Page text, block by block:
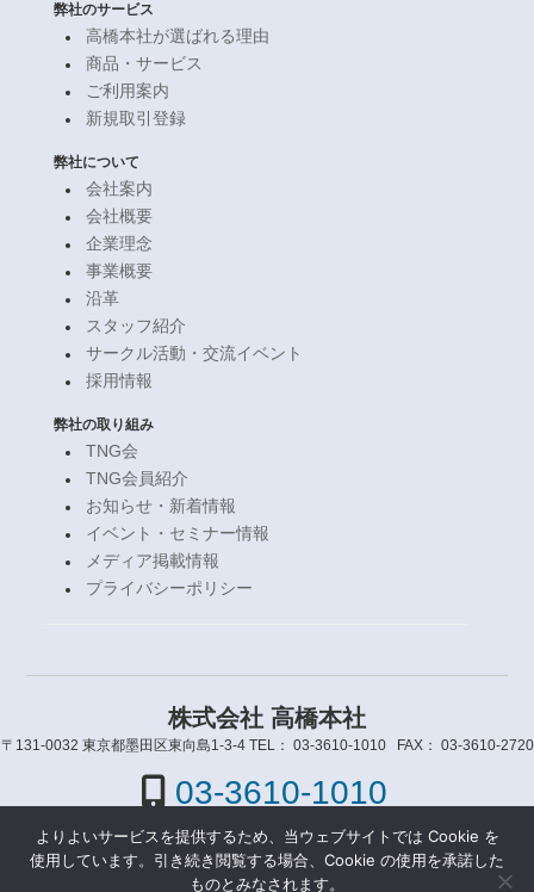
弊社のサービス
高橋本社が選ばれる理由
商品・サービス
ご利用案内
新規取引登録
弊社について
会社案内
会社概要
企業理念
事業概要
沿革
スタッフ紹介
サークル活動・交流イベント
採用情報
弊社の取り組み
TNG会
TNG会員紹介
お知らせ・新着情報
イベント・セミナー情報
メディア掲載情報
プライバシーポリシー
株式会社 高橋本社
〒131-0032 東京都墨田区東向島1-3-4 TEL： 03-3610-1010 FAX： 03-3610-2720
03-3610-1010
店舗情報 アクセスマップ
よりよいサービスを提供するため、当ウェブサイトでは Cookie を
使用しています。引き続き閲覧する場合、Cookie の使用を承諾した
ものとみなされます。